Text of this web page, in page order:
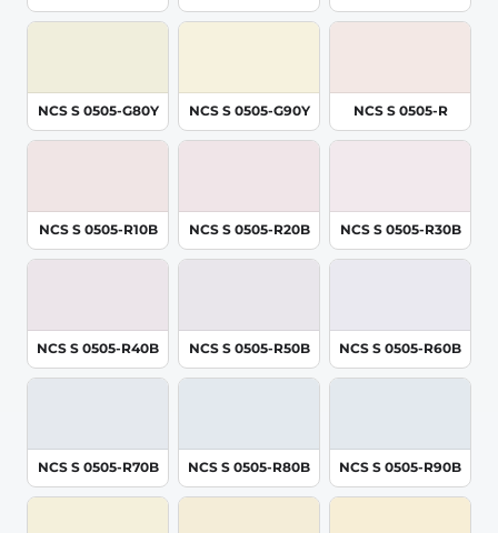
NCS S 0505-G80Y NCS S 0505-G90Y NCS S 0505-R
NCS S 0505-R10B NCS S 0505-R20B NCS S 0505-R30B
NCS S 0505-R40B NCS S 0505-R50B NCS S 0505-R60B
NCS S 0505-R70B NCS S 0505-R80B NCS S 0505-R90B